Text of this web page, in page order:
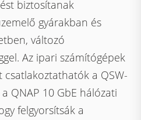
biztosítanak
gyárakban és
változó
Az ipari számítógépek
csatlakoztathatók a QSW-
QNAP 10 GbE hálózati
felgyorsítsák a